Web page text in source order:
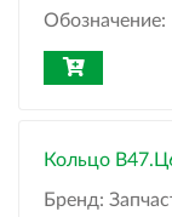
Обозначение:
Кольцо
Бренд: